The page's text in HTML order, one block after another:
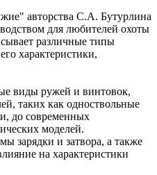
авторства С.А. Бутурлина
для любителей охоты
различные типы
характеристики,
виды ружей и винтовок,
таких как одноствольные
до современных
моделей.
зарядки и затвора, а также
на характеристики